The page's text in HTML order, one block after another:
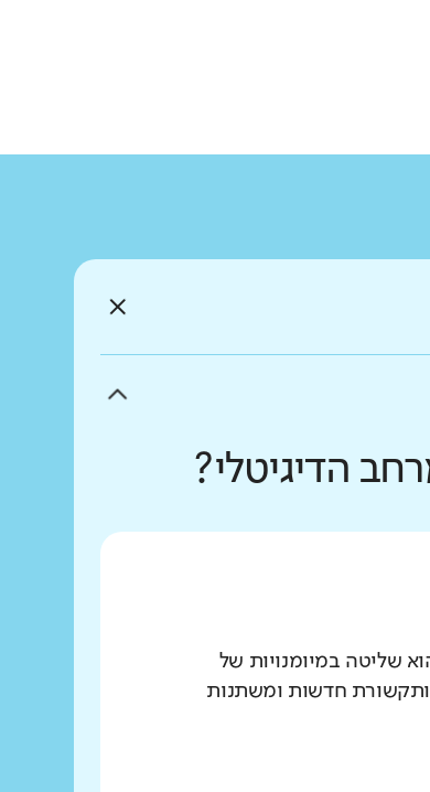
הדיגיטלי?
הוא שליטה במיומנויות של
ותקשורת חדשות ומשתנות